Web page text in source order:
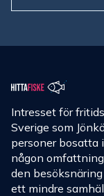
Intresset för
Sverige som
personer bosatta
någon
den
ett mindre